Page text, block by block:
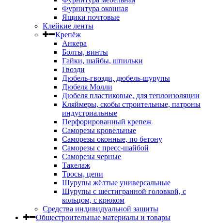
Фурнитура оконная
Ящики почтовые
Клейкие ленты
Крепёж
Анкера
Болты, винты
Гайки, шайбы, шпильки
Гвозди
Дюбель-гвозди, дюбель-шурупы
Дюбеля Молли
Дюбеля пластиковые, для теплоизоляции
Кляймеры, скобы строительные, патроны
индустриальные
Перфорированный крепеж
Саморезы кровельные
Саморезы оконные, по бетону
Саморезы с пресс-шайбой
Саморезы черные
Такелаж
Тросы, цепи
Шурупы жёлтые универсальные
Шурупы с шестигранной головкой, с
кольцом, с крюком
Средства индивидуальной защиты
Общестроительные материалы и товары